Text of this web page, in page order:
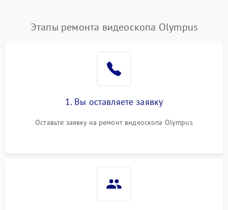
Этапы ремонта видеоскопа Olympus
1. Вы оставляете заявку
Оставьте заявку на ремонт видеоскопа Olympus